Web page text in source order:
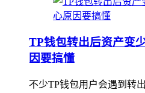
TP钱包转出后资产变
因要搞懂
不少TP钱包用户会遇到转